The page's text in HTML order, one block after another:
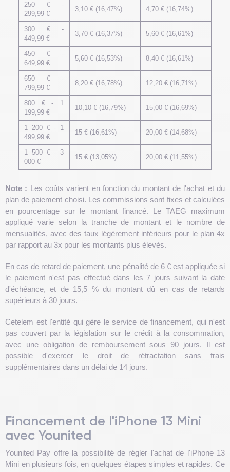
250 € -
299,99 €
3,10 € (16,47%) 4,70 € (16,74%)
300 € -
449,99 €
3,70 € (16,37%) 5,60 € (16,61%)
450 € -
649,99 €
5,60 € (16,53%) 8,40 € (16,61%)
650 € -
799,99 €
8,20 € (16,78%) 12,20 € (16,71%)
800 € - 1
199,99 €
10,10 € (16,79%) 15,00 € (16,69%)
1 200 € - 1
499,99 €
15 € (16,61%) 20,00 € (14,68%)
1 500 € - 3
000 €
15 € (13,05%) 20,00 € (11,55%)
Note : Les coûts varient en fonction du montant de l'achat et du
plan de paiement choisi. Les commissions sont fixes et calculées
en pourcentage sur le montant financé. Le TAEG maximum
appliqué varie selon la tranche de montant et le nombre de
mensualités, avec des taux légèrement inférieurs pour le plan 4x
par rapport au 3x pour les montants plus élevés.
En cas de retard de paiement, une pénalité de 6 € est appliquée si
le paiement n'est pas effectué dans les 7 jours suivant la date
d'échéance, et de 15,5 % du montant dû en cas de retards
supérieurs à 30 jours.
Cetelem est l'entité qui gère le service de financement, qui n'est
pas couvert par la législation sur le crédit à la consommation,
avec une obligation de remboursement sous 90 jours. Il est
possible d'exercer le droit de rétractation sans frais
supplémentaires dans un délai de 14 jours.
Financement de l'iPhone 13 Mini
avec Younited
Younited Pay offre la possibilité de régler l'achat de l'iPhone 13
Mini en plusieurs fois, en quelques étapes simples et rapides. Ce